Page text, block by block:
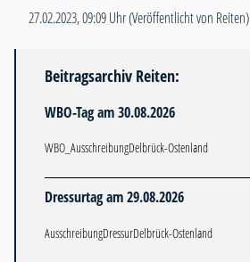
27.02.2023, 09:09 Uhr(Veröffentlicht von Reiten)
Beitragsarchiv Reiten:
WBO-Tag am 30.08.2026
WBO_AusschreibungDelbrück-Ostenland
Dressurtag am 29.08.2026
AusschreibungDressurDelbrück-Ostenland